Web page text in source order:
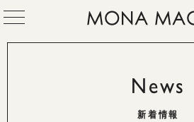
News
新着情報